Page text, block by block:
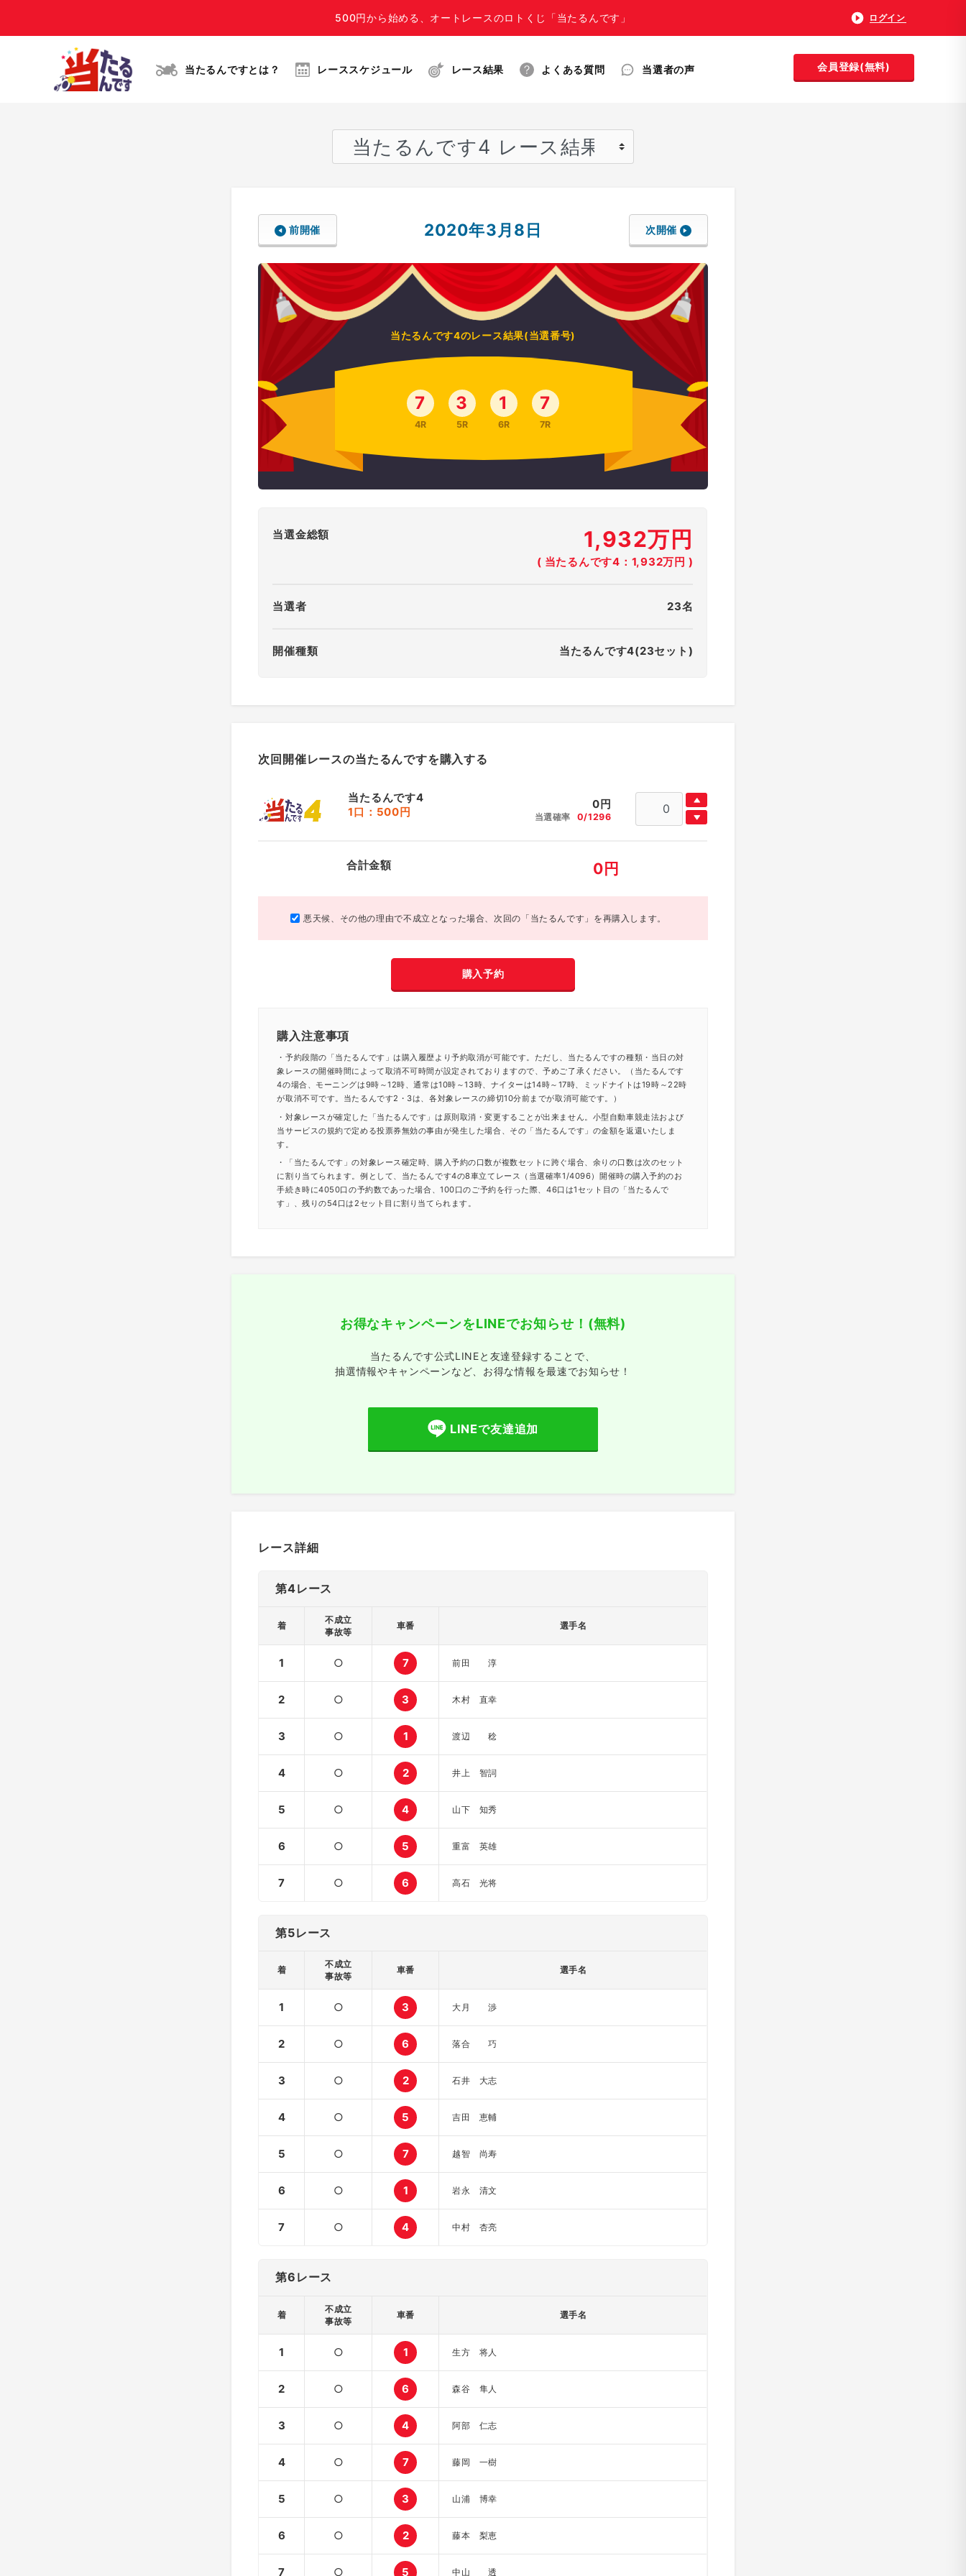
500円から始める、オートレースのロトくじ「当たるんです」 ログイン
当たるんですとは？ レーススケジュール レース結果 よくある質問 当選者の声 会員登録(無料)
前開催 2020年3月8日 次開催
当たるんです4のレース結果(当選番号)
7
4R
3
5R
1
6R
7
7R
当選金総額 1,932万円
( 当たるんです4：1,932万円 )
当選者 23名
開催種類 当たるんです4(23セット)
次回開催レースの当たるんですを購入する
当たるんです4
1口：500円
0円
当選確率 0/1296
合計金額 0 円
悪天候、その他の理由で不成立となった場合、次回の「当たるんです」を再購入します。
購入予約
購入注意事項
・予約段階の「当たるんです」は購入履歴より予約取消が可能です。ただし、当たるんですの種類・当日の対
象レースの開催時間によって取消不可時間が設定されておりますので、予めご了承ください。（当たるんです
4の場合、モーニングは9時～12時、通常は10時～13時、ナイターは14時～17時、ミッドナイトは19時～22時
が取消不可です。当たるんです2・3は、各対象レースの締切10分前までが取消可能です。）
・対象レースが確定した「当たるんです」は原則取消・変更することが出来ません。小型自動車競走法および
当サービスの規約で定める投票券無効の事由が発生した場合、その「当たるんです」の金額を返還いたしま
す。
・「当たるんです」の対象レース確定時、購入予約の口数が複数セットに跨ぐ場合、余りの口数は次のセット
に割り当てられます。例として、当たるんです4の8車立てレース（当選確率1/4096）開催時の購入予約のお
手続き時に4050口の予約数であった場合、100口のご予約を行った際、46口は1セット目の「当たるんで
す」、残りの54口は2セット目に割り当てられます。
お得なキャンペーンをLINEでお知らせ！ (無料)
当たるんです公式LINEと友達登録することで、
抽選情報やキャンペーンなど、 お得な情報を最速でお知らせ！
LINEで友達追加
レース詳細
第4レース
着
不成立
事故等
車番 選手名
1 ○ 7 前田 淳
2 ○ 3 木村 直幸
3 ○ 1 渡辺 稔
4 ○ 2 井上 智詞
5 ○ 4 山下 知秀
6 ○ 5 重富 英雄
7 ○ 6 高石 光将
第5レース
着
不成立
事故等
車番 選手名
1 ○ 3 大月 渉
2 ○ 6 落合 巧
3 ○ 2 石井 大志
4 ○ 5 吉田 恵輔
5 ○ 7 越智 尚寿
6 ○ 1 岩永 清文
7 ○ 4 中村 杏亮
第6レース
着
不成立
事故等
車番 選手名
1 ○ 1 生方 将人
2 ○ 6 森谷 隼人
3 ○ 4 阿部 仁志
4 ○ 7 藤岡 一樹
5 ○ 3 山浦 博幸
6 ○ 2 藤本 梨恵
7 ○ 5 中山 透